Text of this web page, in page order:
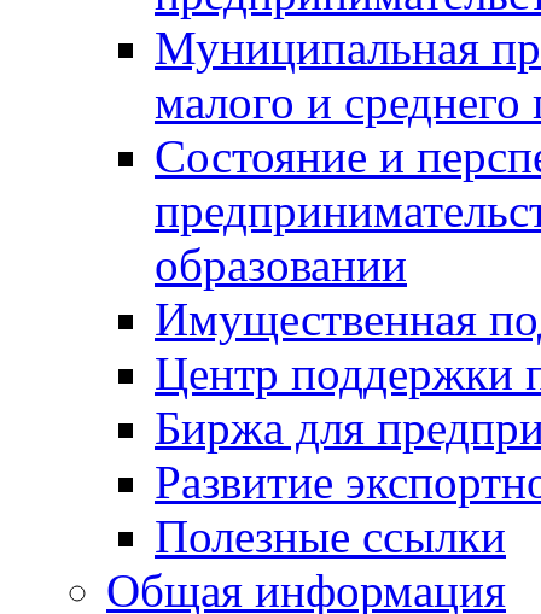
Муниципальная
малого и среднего
Состояние и
образовании
Имущественная
Центр поддержки
Биржа для
Развитие
Полезные ссылки
Общая информация